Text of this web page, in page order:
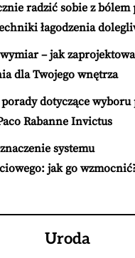
radzić sobie z bólem
łagodzenia
– jak
dla Twojego wnętrza
dotyczące
Rabanne Invictus
systemu
jak go
Uroda